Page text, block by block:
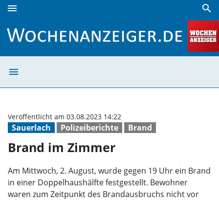
menu search
menu
Sauerlach Polizeiberichte Brand
Veröffentlicht am 03.08.2023 14:22
Brand im Zimmer
Am Mittwoch, 2. August, wurde gegen 19 Uhr ein Brand
in einer Doppelhaushälfte festgestellt. Bewohner
waren zum Zeitpunkt des Brandausbruchs nicht vor